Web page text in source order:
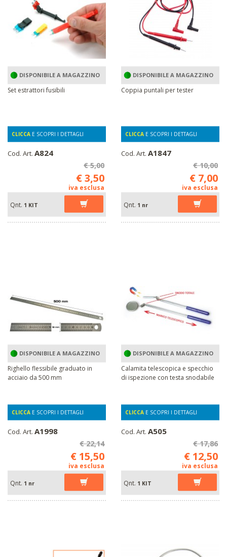
DISPONIBILE A MAGAZZINO
Set estrattori fusibili
CLICCA E SCOPRI I DETTAGLI
Cod. Art. A824
€ 5,00
€ 3,50
iva esclusa
Qnt. 1 KIT
DISPONIBILE A MAGAZZINO
Coppia puntali per tester
CLICCA E SCOPRI I DETTAGLI
Cod. Art. A1847
€ 10,00
€ 7,00
iva esclusa
Qnt. 1 nr
DISPONIBILE A MAGAZZINO
Righello flessibile graduato in
acciaio da 500 mm
CLICCA E SCOPRI I DETTAGLI
Cod. Art. A1998
€ 22,14
€ 15,50
iva esclusa
Qnt. 1 nr
DISPONIBILE A MAGAZZINO
Calamita telescopica e specchio
di ispezione con testa snodabile
CLICCA E SCOPRI I DETTAGLI
Cod. Art. A505
€ 17,86
€ 12,50
iva esclusa
Qnt. 1 KIT